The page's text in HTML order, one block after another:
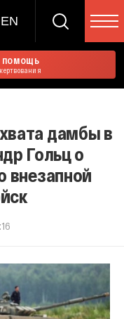
EN
ПОМОЩЬ
дамбы в
Гольц о
внезапной